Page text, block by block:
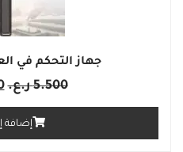
جهاز التحكم في
5.500 ر.ع.
إضافة